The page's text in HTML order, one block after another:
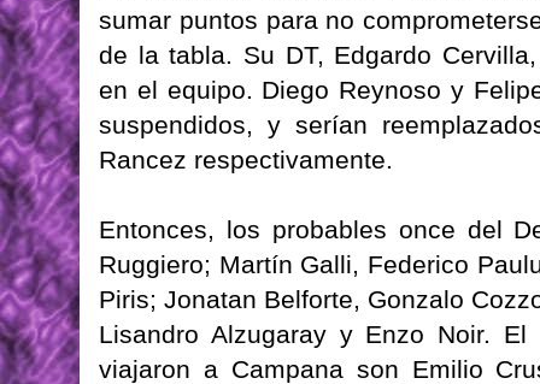
sumar puntos para no
de la tabla. Su DT, Edgardo
en el equipo. Diego Reynoso y
suspendidos, y serían
Rancez respectivamente.
Entonces, los probables once del
Ruggiero; Martín Galli, Federico
Piris; Jonatan Belforte, Gonzalo
Lisandro Alzugaray y Enzo Noir.
viajaron a Campana son Emilio